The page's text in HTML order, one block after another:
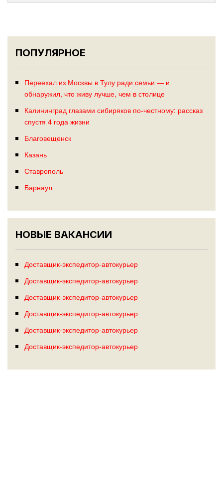
ПОПУЛЯРНОЕ
Переехал из Москвы в Тулу ради семьи — и
обнаружил, что живу лучше, чем в столице
Калининград глазами сибиряков по-честному: рассказ
спустя 4 года жизни
Благовещенск
Казань
Ставрополь
Барнаул
НОВЫЕ ВАКАНСИИ
Доставщик-экспедитор-автокурьер
Доставщик-экспедитор-автокурьер
Доставщик-экспедитор-автокурьер
Доставщик-экспедитор-автокурьер
Доставщик-экспедитор-автокурьер
Доставщик-экспедитор-автокурьер